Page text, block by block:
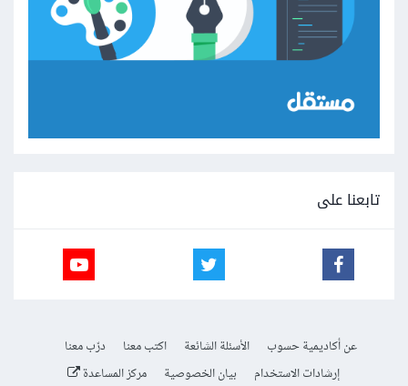
تابعنا على
عن أكاديمية حسوب الأسئلة الشائعة اكتب معنا
درّب معنا
إرشادات الاستخدام
بيان الخصوصية مركز المساعدة